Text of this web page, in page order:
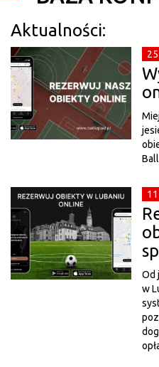
Aktualności:
Od
w